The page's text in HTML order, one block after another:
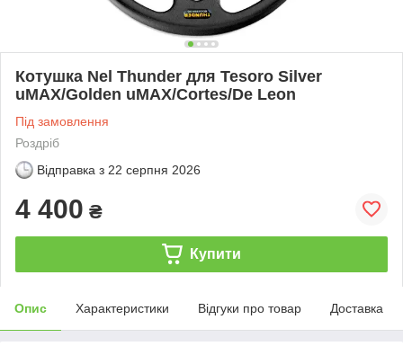
Котушка Nel Thunder для Tesoro Silver
uMAX/Golden uMAX/Cortes/De Leon
Під замовлення
Роздріб
Відправка з 22 серпня 2026
4 400 ₴
Купити
Опис Характеристики Відгуки про товар Доставка